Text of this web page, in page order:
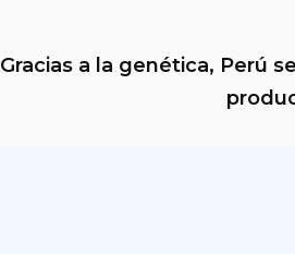
Gracias a la genética, Perú